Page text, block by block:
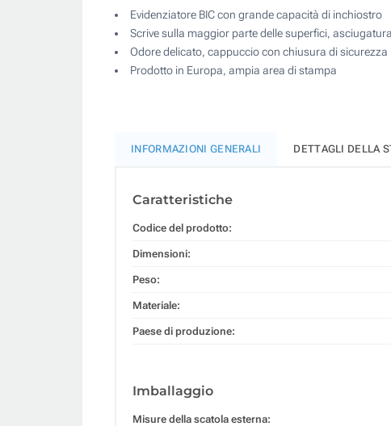
Evidenziatore BIC con grande capacità di inchiostro
Scrive sulla maggior parte delle superfici,
Odore delicato, cappuccio con chiusura di sicurezza
Prodotto in Europa, ampia area di stampa
INFORMAZIONI GENERALI DETTAGLI DELLA
Caratteristiche
Codice del prodotto:
Dimensioni:
Peso:
Materiale:
Paese di produzione:
Imballaggio
Misure della scatola esterna: